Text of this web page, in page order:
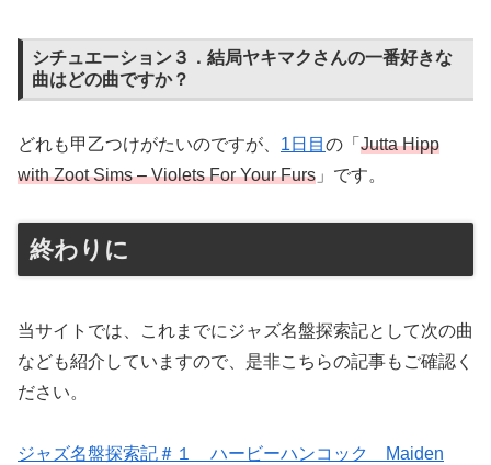
シチュエーション３．結局ヤキマクさんの一番好きな
曲はどの曲ですか？
どれも甲乙つけがたいのですが、 1日目 の「 Jutta Hipp
with Zoot Sims – Violets For Your Furs 」です。
終わりに
当サイトでは、これまでにジャズ名盤探索記として次の曲
なども紹介していますので、是非こちらの記事もご確認く
ださい。
ジャズ名盤探索記＃１ ハービーハンコック Maiden